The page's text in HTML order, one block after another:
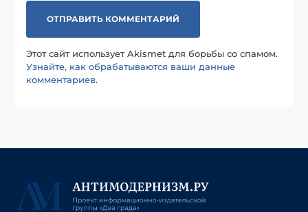
Этот сайт использует Akismet для борьбы со спамом.
Узнайте, как обрабатываются ваши данные
комментариев.